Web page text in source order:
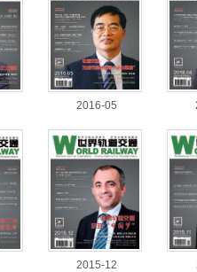
2016-05
2015-12